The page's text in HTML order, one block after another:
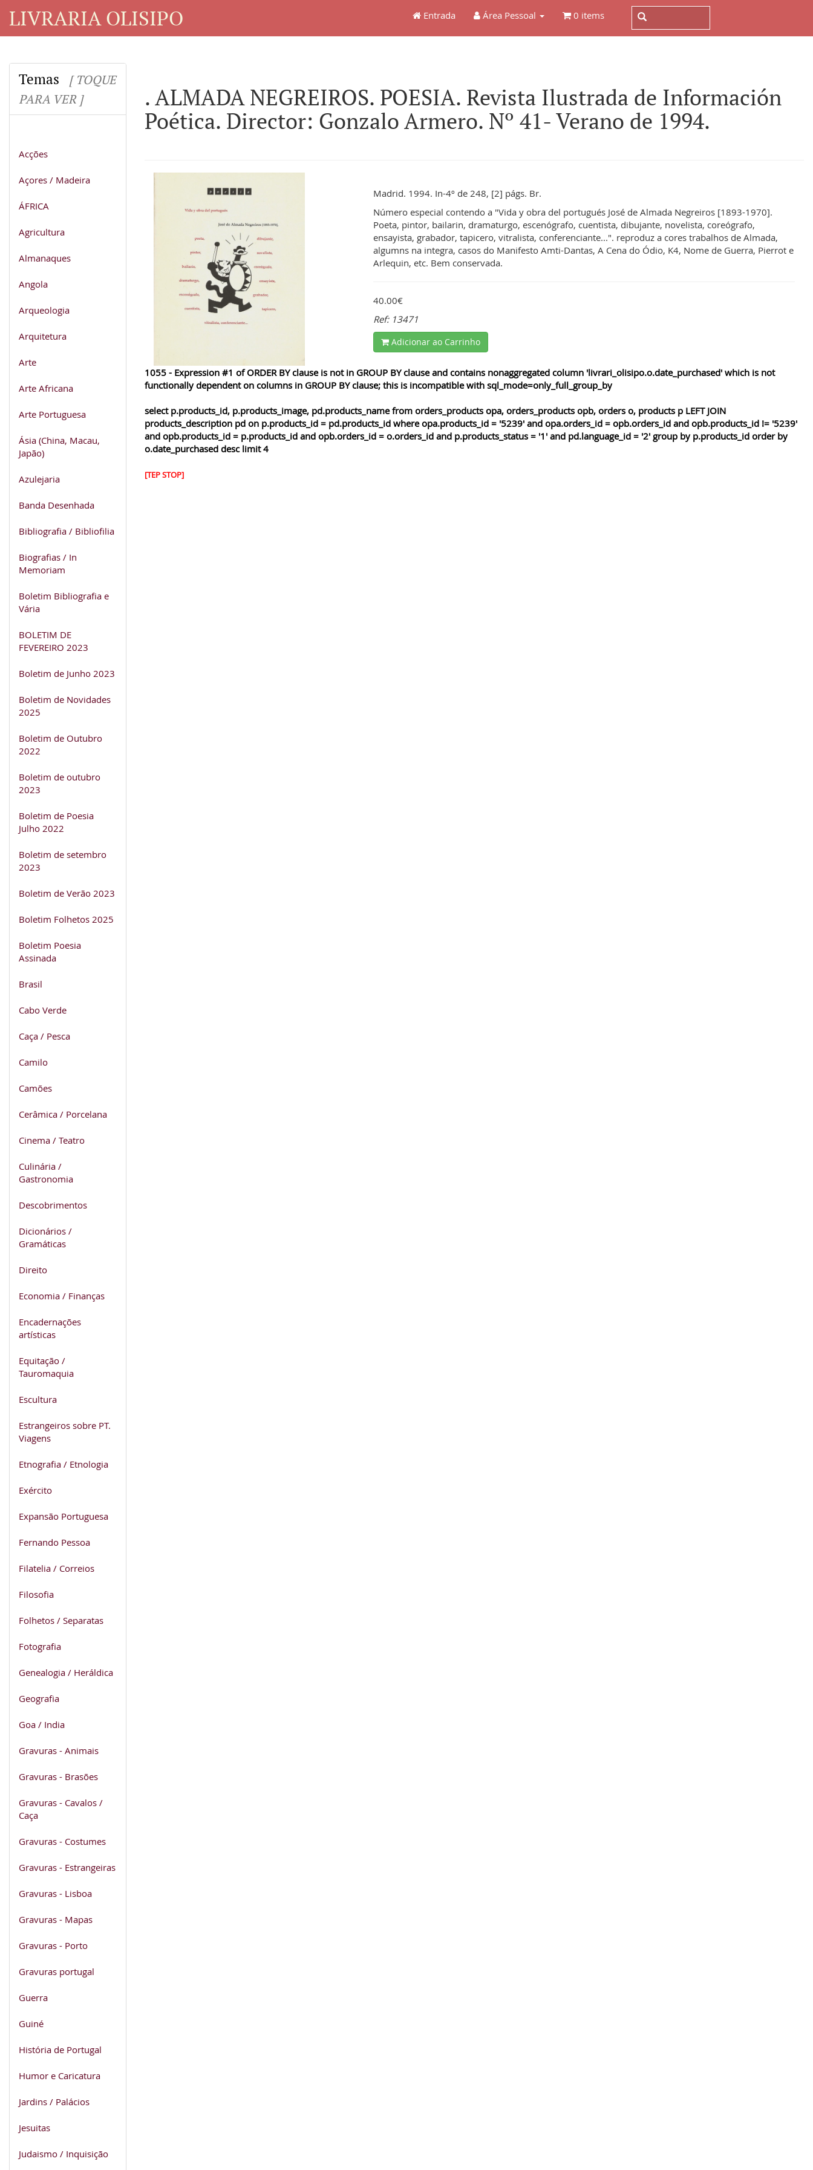
LIVRARIA OLISIPO Entrada Área Pessoal 0 items
Temas
[ TOQUE
PARA VER ]
Acções
Açores / Madeira
ÁFRICA
Agricultura
Almanaques
Angola
Arqueologia
Arquitetura
Arte
Arte Africana
Arte Portuguesa
Ásia (China, Macau,
Japão)
Azulejaria
Banda Desenhada
Bibliografia / Bibliofilia
Biografias / In
Memoriam
Boletim Bibliografia e
Vária
BOLETIM DE
FEVEREIRO 2023
Boletim de Junho 2023
Boletim de Novidades
2025
Boletim de Outubro
2022
Boletim de outubro
2023
Boletim de Poesia
Julho 2022
Boletim de setembro
2023
Boletim de Verão 2023
Boletim Folhetos 2025
Boletim Poesia
Assinada
Brasil
Cabo Verde
Caça / Pesca
Camilo
Camões
Cerâmica / Porcelana
Cinema / Teatro
Culinária /
Gastronomia
Descobrimentos
Dicionários /
Gramáticas
Direito
Economia / Finanças
Encadernações
artísticas
Equitação /
Tauromaquia
Escultura
Estrangeiros sobre PT.
Viagens
Etnografia / Etnologia
Exército
Expansão Portuguesa
Fernando Pessoa
Filatelia / Correios
Filosofia
Folhetos / Separatas
Fotografia
Genealogia / Heráldica
Geografia
Goa / India
Gravuras - Animais
Gravuras - Brasões
Gravuras - Cavalos /
Caça
Gravuras - Costumes
Gravuras - Estrangeiras
Gravuras - Lisboa
Gravuras - Mapas
Gravuras - Porto
Gravuras portugal
Guerra
Guiné
História de Portugal
Humor e Caricatura
Jardins / Palácios
Jesuitas
Judaismo / Inquisição
. ALMADA NEGREIROS. POESIA. Revista Ilustrada de Información
Poética. Director: Gonzalo Armero. Nº 41- Verano de 1994.
Madrid. 1994. In-4º de 248, [2] págs. Br.
Número especial contendo a "Vida y obra del portugués José de Almada Negreiros [1893-1970].
Poeta, pintor, bailarin, dramaturgo, escenógrafo, cuentista, dibujante, novelista, coreógrafo,
ensayista, grabador, tapicero, vitralista, conferenciante...". reproduz a cores trabalhos de Almada,
algumns na integra, casos do Manifesto Amti-Dantas, A Cena do Ódio, K4, Nome de Guerra, Pierrot e
Arlequin, etc. Bem conservada.
40.00€
Ref: 13471
Adicionar ao Carrinho
1055 - Expression #1 of ORDER BY clause is not in GROUP BY clause and contains nonaggregated column 'livrari_olisipo.o.date_purchased' which is not
functionally dependent on columns in GROUP BY clause; this is incompatible with sql_mode=only_full_group_by
select p.products_id, p.products_image, pd.products_name from orders_products opa, orders_products opb, orders o, products p LEFT JOIN
products_description pd on p.products_id = pd.products_id where opa.products_id = '5239' and opa.orders_id = opb.orders_id and opb.products_id != '5239'
and opb.products_id = p.products_id and opb.orders_id = o.orders_id and p.products_status = '1' and pd.language_id = '2' group by p.products_id order by
o.date_purchased desc limit 4
[TEP STOP]